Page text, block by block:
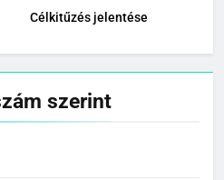
Célkitűzés jelentése
szerint